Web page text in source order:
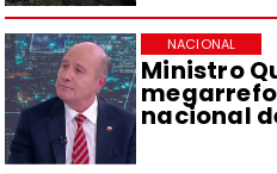
Ministro
nacional
NACIONAL